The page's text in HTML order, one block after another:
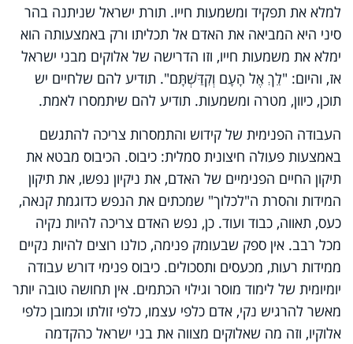
למלא את תפקיד ומשמעות חייו. תורת ישראל שניתנה בהר
סיני היא המביאה את האדם אל תכליתו ורק באמצעותה הוא
ימלא את משמעות חייו, וזו הדרישה של אלוקים מבני ישראל
אז, והיום: "לֵךְ אֶל הָעָם וְקִדַּשְׁתָּם". תודיע להם שלחיים יש
תוכן, כיוון, מטרה ומשמעות. תודיע להם שיתמסרו לאמת.
העבודה הפנימית של קידוש והתמסרות צריכה להתגשם
באמצעות פעולה חיצונית סמלית: כיבוס. הכיבוס מבטא את
תיקון החיים הפנימיים של האדם, את ניקיון נפשו, את תיקון
המידות והסרת ה"לכלוך" שמכתים את הנפש כדוגמת קנאה,
כעס, תאווה, כבוד ועוד. כן, נפש האדם צריכה להיות נקיה
מכל רבב. אין ספק שבעומק פנימה, כולנו רוצים להיות נקיים
ממידות רעות, מכעסים ותסכולים. כיבוס פנימי דורש עבודה
יומיומית של לימוד מוסר וגילוי הכתמים. אין תחושה טובה יותר
מאשר להרגיש נקי, אדם כלפי עצמו, כלפי זולתו וכמובן כלפי
אלוקיו, וזה מה שאלוקים מצווה את בני ישראל כהקדמה